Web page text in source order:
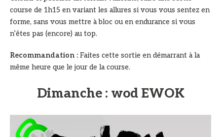
course de 1h15 en variant les allures si vous vous sentez en
forme, sans vous mettre à bloc ou en endurance si vous
n’êtes pas (encore) au top.
Recommandation : Faites cette sortie en démarrant à la
même heure que le jour de la course.
Dimanche : wod EWOK